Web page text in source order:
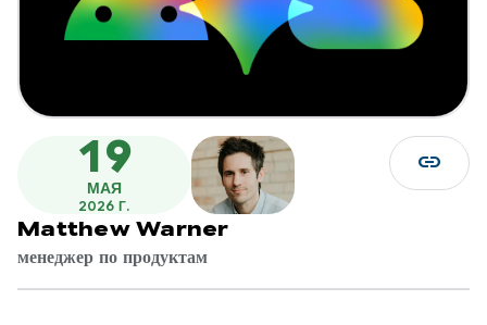
19
МАЯ
2026 Г.
Matthew Warner
менеджер по продуктам
link